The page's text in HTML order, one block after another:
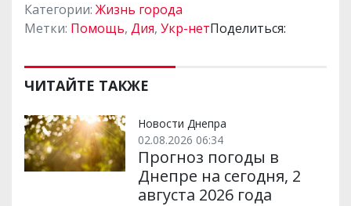
Категории: Жизнь города
Метки: Помощь, Дия, Укр-нетПоделиться:
ЧИТАЙТЕ ТАКЖЕ
Новости Днепра
02.08.2026 06:34
Прогноз погоды в
Днепре на сегодня, 2
августа 2026 года